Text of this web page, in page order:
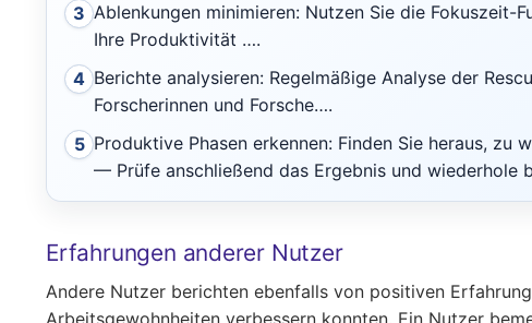
3 Ablenkungen minimieren: Nutzen Sie die Fokuszeit-
Ihre Produktivität ….
4 Berichte analysieren: Regelmäßige Analyse der
Forscherinnen und Forsche….
5 Produktive Phasen erkennen: Finden Sie heraus,
— Prüfe anschließend das Ergebnis und wiederhole
Erfahrungen anderer Nutzer
Andere Nutzer berichten ebenfalls von positiven
Arbeitsgewohnheiten verbessern konnten. Ein Nutzer